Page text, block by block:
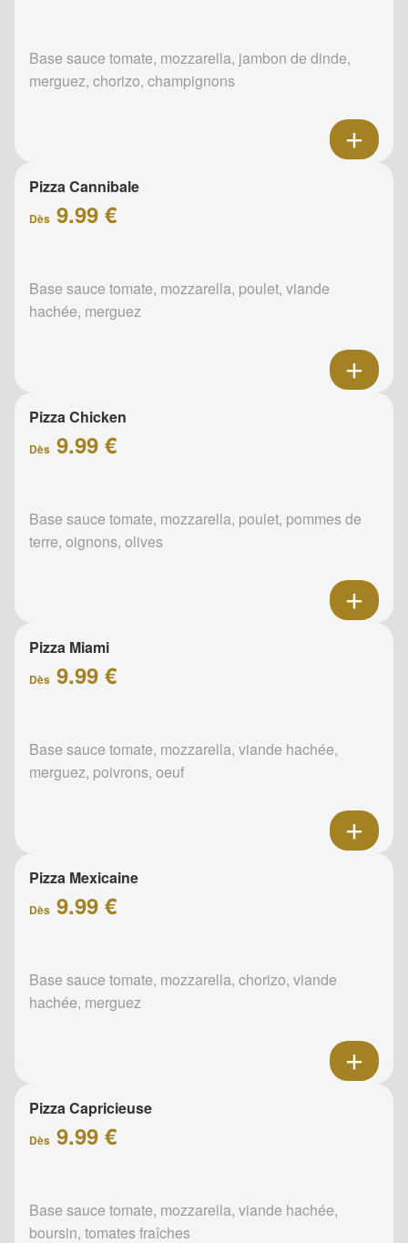
Base sauce tomate, mozzarella, jambon de dinde,
merguez, chorizo, champignons
Pizza Cannibale
Dès 9.99 €
Base sauce tomate, mozzarella, poulet, viande
hachée, merguez
Pizza Chicken
Dès 9.99 €
Base sauce tomate, mozzarella, poulet, pommes de
terre, oignons, olives
Pizza Miami
Dès 9.99 €
Base sauce tomate, mozzarella, viande hachée,
merguez, poivrons, oeuf
Pizza Mexicaine
Dès 9.99 €
Base sauce tomate, mozzarella, chorizo, viande
hachée, merguez
Pizza Capricieuse
Dès 9.99 €
Base sauce tomate, mozzarella, viande hachée,
boursin, tomates fraîches